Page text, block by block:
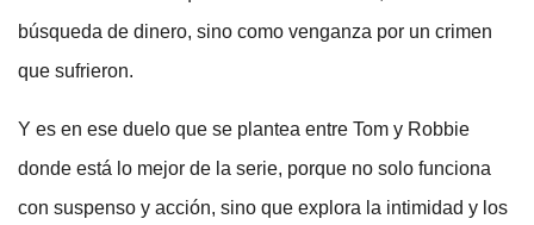
búsqueda de dinero, sino como venganza por un crimen
que sufrieron.
Y es en ese duelo que se plantea entre Tom y Robbie
donde está lo mejor de la serie, porque no solo funciona
con suspenso y acción, sino que explora la intimidad y los